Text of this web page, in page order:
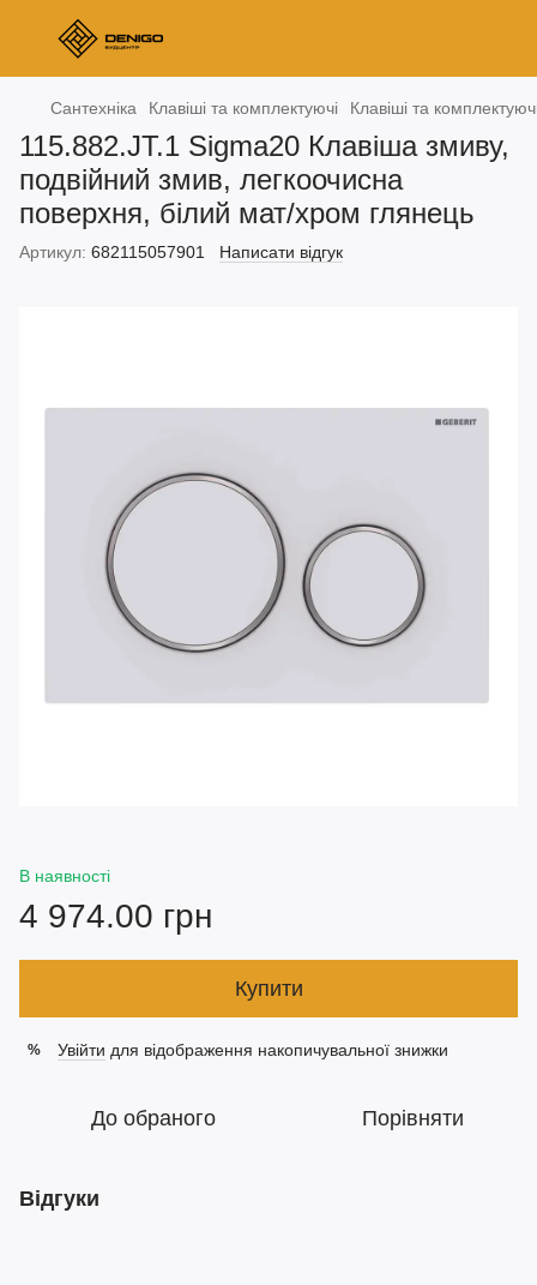
Сантехніка Клавіші та комплектуючі Клавіші та
115.882.JT.1 Sigma20 Клавіша змиву,
подвійний змив, легкоочисна
поверхня, білий мат/хром глянець
Артикул: 682115057901 Написати відгук
В наявності
4 974.00 грн
Купити
% Увійти для відображення накопичувальної знижки
До обраного Порівняти
Відгуки